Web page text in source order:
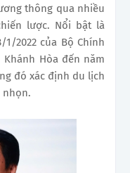
thông qua nhiều
lược. Nổi bật là
1/2022 của Bộ Chính
Hòa đến năm
đó xác định du lịch
nhọn.